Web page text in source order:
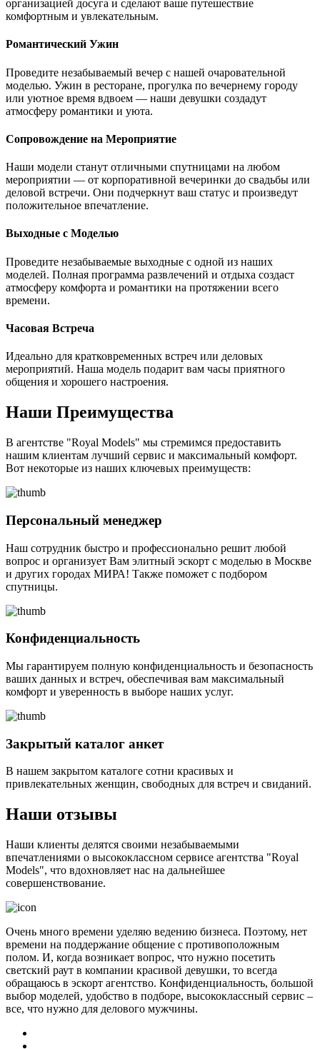
организацией досуга и сделают ваше путешествие
комфортным и увлекательным.
Романтический Ужин
Проведите незабываемый вечер с нашей очаровательной
моделью. Ужин в ресторане, прогулка по вечернему городу
или уютное время вдвоем — наши девушки создадут
атмосферу романтики и уюта.
Сопровождение на Мероприятие
Наши модели станут отличными спутницами на любом
мероприятии — от корпоративной вечеринки до свадьбы или
деловой встречи. Они подчеркнут ваш статус и произведут
положительное впечатление.
Выходные с Моделью
Проведите незабываемые выходные с одной из наших
моделей. Полная программа развлечений и отдыха создаст
атмосферу комфорта и романтики на протяжении всего
времени.
Часовая Встреча
Идеально для кратковременных встреч или деловых
мероприятий. Наша модель подарит вам часы приятного
общения и хорошего настроения.
Наши Преимущества
В агентстве "Royal Models" мы стремимся предоставить
нашим клиентам лучший сервис и максимальный комфорт.
Вот некоторые из наших ключевых преимуществ:
Персональный менеджер
Наш сотрудник быстро и профессионально решит любой
вопрос и организует Вам элитный эскорт с моделью в Москве
и других городах МИРА! Также поможет с подбором
спутницы.
Конфиденциальность
Мы гарантируем полную конфиденциальность и безопасность
ваших данных и встреч, обеспечивая вам максимальный
комфорт и уверенность в выборе наших услуг.
Закрытый каталог анкет
В нашем закрытом каталоге сотни красивых и
привлекательных женщин, свободных для встреч и свиданий.
Наши отзывы
Наши клиенты делятся своими незабываемыми
впечатлениями о высококлассном сервисе агентства "Royal
Models", что вдохновляет нас на дальнейшее
совершенствование.
Очень много времени уделяю ведению бизнеса. Поэтому, нет
времени на поддержание общение с противоположным
полом. И, когда возникает вопрос, что нужно посетить
светский раут в компании красивой девушки, то всегда
обращаюсь в эскорт агентство. Конфиденциальность, большой
выбор моделей, удобство в подборе, высококлассный сервис –
все, что нужно для делового мужчины.